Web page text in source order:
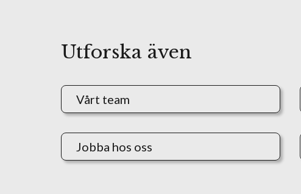
Utforska även
Vårt team
Jobba hos oss